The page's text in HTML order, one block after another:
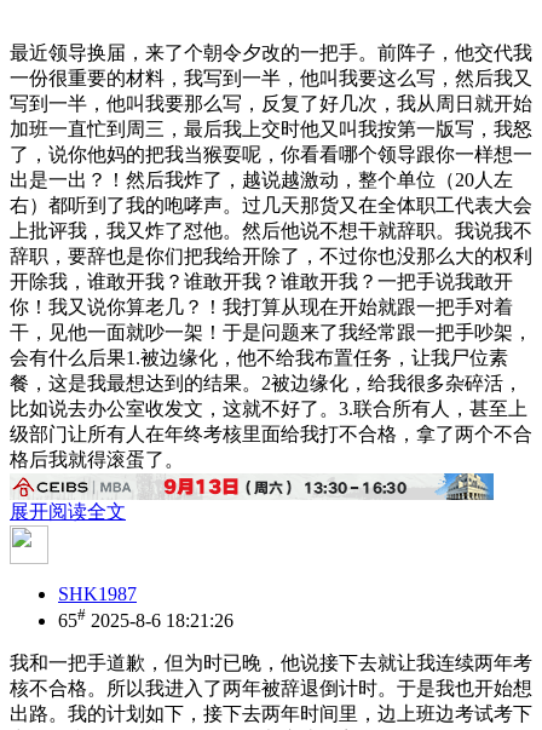
最近领导换届，来了个朝令夕改的一把手。前阵子，他交代我
一份很重要的材料，我写到一半，他叫我要这么写，然后我又
写到一半，他叫我要那么写，反复了好几次，我从周日就开始
加班一直忙到周三，最后我上交时他又叫我按第一版写，我怒
了，说你他妈的把我当猴耍呢，你看看哪个领导跟你一样想一
出是一出？！然后我炸了，越说越激动，整个单位（20人左
右）都听到了我的咆哮声。过几天那货又在全体职工代表大会
上批评我，我又炸了怼他。然后他说不想干就辞职。我说我不
辞职，要辞也是你们把我给开除了，不过你也没那么大的权利
开除我，谁敢开我？谁敢开我？谁敢开我？一把手说我敢开
你！我又说你算老几？！我打算从现在开始就跟一把手对着
干，见他一面就吵一架！于是问题来了我经常跟一把手吵架，
会有什么后果1.被边缘化，他不给我布置任务，让我尸位素
餐，这是我最想达到的结果。2被边缘化，给我很多杂碎活，
比如说去办公室收发文，这就不好了。3.联合所有人，甚至上
级部门让所有人在年终考核里面给我打不合格，拿了两个不合
格后我就得滚蛋了。
展开阅读全文
SHK1987
65# 2025-8-6 18:21:26
我和一把手道歉，但为时已晚，他说接下去就让我连续两年考
核不合格。所以我进入了两年被辞退倒计时。于是我也开始想
出路。我的计划如下，接下去两年时间里，边上班边考试考下